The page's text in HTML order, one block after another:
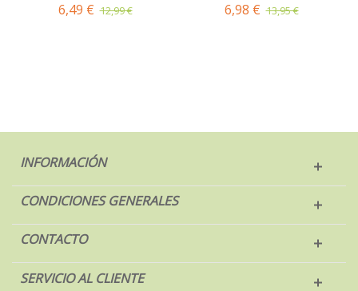
6,49 € 12,99 € 6,98 € 13,95 €
INFORMACIÓN
CONDICIONES GENERALES
CONTACTO
SERVICIO AL CLIENTE